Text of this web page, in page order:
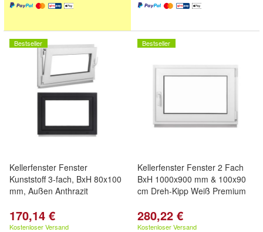
Bestseller
Kellerfenster Fenster
Kunststoff 3-fach, BxH 80x100
mm, Außen Anthrazit
170,14 €
Kostenloser Versand
Bestseller
Kellerfenster Fenster 2 Fach
BxH 1000x900 mm & 100x90
cm Dreh-Kipp Weiß Premium
280,22 €
Kostenloser Versand